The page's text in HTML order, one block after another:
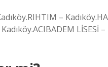
–
LİSESİ